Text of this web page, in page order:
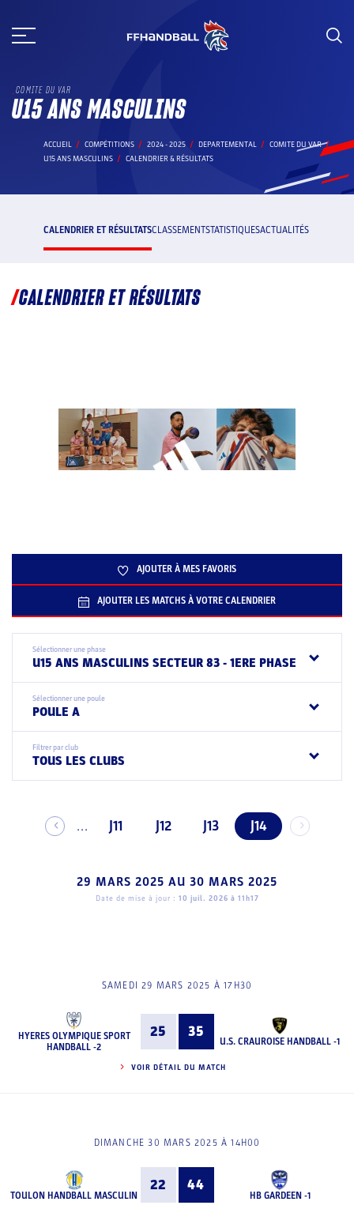
au
COMITE DU VAR
U15 ANS MASCULINS
ACCUEIL COMPÉTITIONS 2024 - 2025 DEPARTEMENTAL
COMITE DU VAR
U15 ANS MASCULINS
CALENDRIER & RÉSULTATS
CALENDRIER ET RÉSULTATSCLASSEMENTSTATISTIQUESACTUALITÉS
CALENDRIER ET RÉSULTATS
AJOUTER À MES FAVORIS
AJOUTER LES MATCHS À VOTRE CALENDRIER
Sélectionner une phase
U15 ANS MASCULINS SECTEUR 83 - 1ERE PHASE
Sélectionner une poule
POULE A
Filtrer par club
TOUS LES CLUBS
... J11 J12 J13 J14
29 MARS 2025 AU 30 MARS 2025
Date de mise à jour : 10 juil. 2026 à 11h17
SAMEDI 29 MARS 2025 À 17H30
HYERES OLYMPIQUE SPORT
HANDBALL -2
25 35
U.S. CRAUROISE HANDBALL -1
VOIR DÉTAIL DU MATCH
DIMANCHE 30 MARS 2025 À 14H00
TOULON HANDBALL MASCULIN
22 44
HB GARDEEN -1